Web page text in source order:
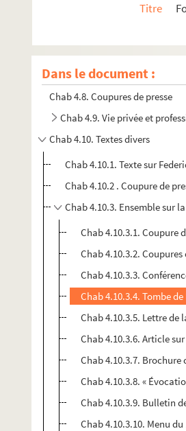
Titre
Dans le document :
Chab. 4.4. Illustrations,
Chab 4.6. Les Comédiens
Chab 4.7. Chansons et disques
Chab 4.8. Coupures de presse
Chab 4.9. Vie privée et
Chab 4.10. Textes divers
Chab 4.10.1. Texte sur
Chab 4.10.2 . Coupure de
Chab 4.10.3. Ensemble sur
Chab 4.10.3.1. Coupure
Chab 4.10.3.2.
Chab 4.10.3.3.
Chab 4.10.3.4. Tombe
Chab 4.10.3.5. Lettre de
Chab 4.10.3.6. Article
Chab 4.10.3.7.
Chab 4.10.3.8. «
Chab 4.10.3.9. Bulletin
Chab 4.10.3.10. Menu du